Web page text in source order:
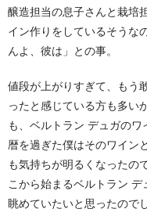
醸造担当の息子さんと栽培
イン作りをしているそうな
んよ、彼は」との事。
値段が上がりすぎて、もう
ったと感じている方も多い
も、ベルトラン デュガの
暦を過ぎた僕はそのワイン
も気持ちが明るくなったの
こから始まるベルトラン
眺めていたいと思ったので